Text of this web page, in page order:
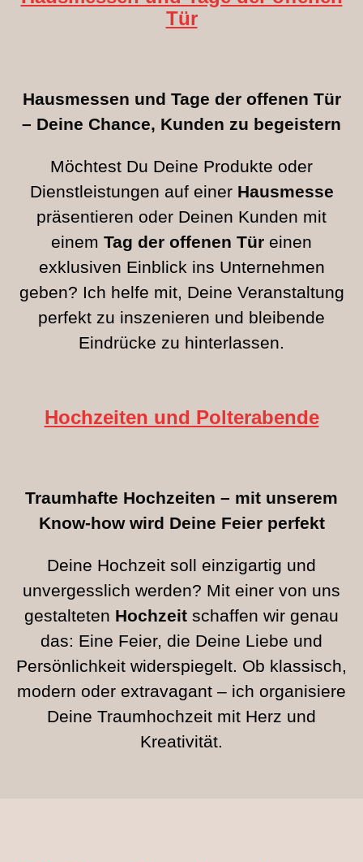
Tür
Hausmessen und Tage der offenen Tür
– Deine Chance, Kunden zu begeistern
Möchtest Du Deine Produkte oder
Dienstleistungen auf einer Hausmesse
präsentieren oder Deinen Kunden mit
einem Tag der offenen Tür einen
exklusiven Einblick ins Unternehmen
geben? Ich helfe mit, Deine Veranstaltung
perfekt zu inszenieren und bleibende
Eindrücke zu hinterlassen.
Hochzeiten und Polterabende
Traumhafte Hochzeiten – mit unserem
Know-how wird Deine Feier perfekt
Deine Hochzeit soll einzigartig und
unvergesslich werden? Mit einer von uns
gestalteten Hochzeit schaffen wir genau
das: Eine Feier, die Deine Liebe und
Persönlichkeit widerspiegelt. Ob klassisch,
modern oder extravagant – ich organisiere
Deine Traumhochzeit mit Herz und
Kreativität.